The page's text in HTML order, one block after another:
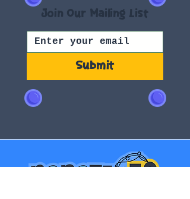
Join Our Mailing List
Submit